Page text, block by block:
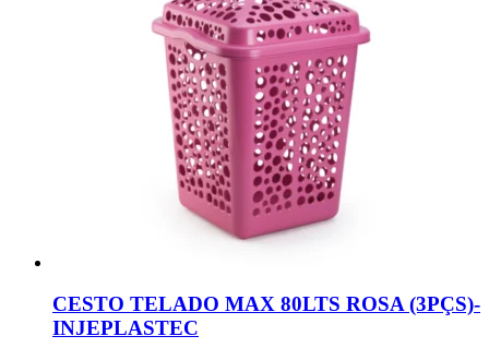
CESTO TELADO MAX 80LTS ROSA (3PÇS)-
INJEPLASTEC